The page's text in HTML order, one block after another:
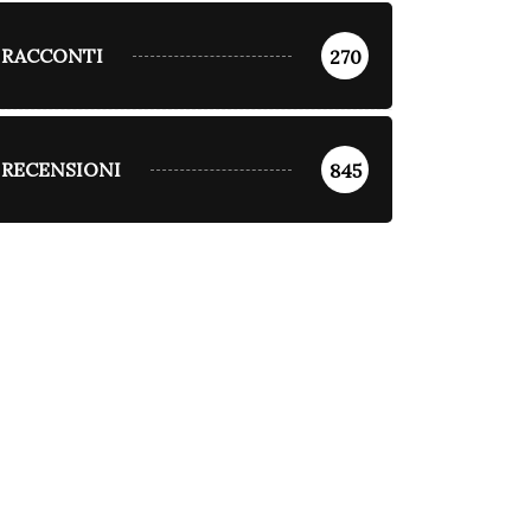
RACCONTI 270
RECENSIONI 845